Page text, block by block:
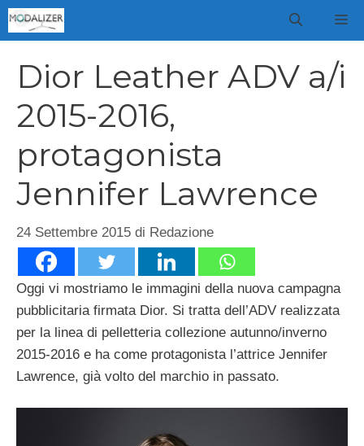
Vai
al
Dior Leather ADV a/i
2015-2016,
protagonista
Jennifer Lawrence
24 Settembre 2015 di Redazione
Oggi vi mostriamo le immagini della nuova campagna
pubblicitaria firmata Dior. Si tratta dell’ADV realizzata
per la linea di pelletteria collezione autunno/inverno
2015-2016 e ha come protagonista l’attrice Jennifer
Lawrence, già volto del marchio in passato.